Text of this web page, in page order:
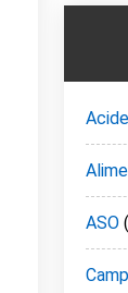
ASO